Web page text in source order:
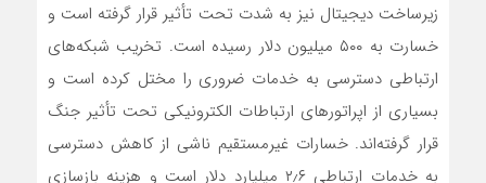
زیرساخت دیجیتال نیز به شدت تحت تأثیر قرار گرفته است و
خسارت به ۵۰۰ میلیون دلار رسیده است. تخریب شبکه‌های
ارتباطی دسترسی به خدمات ضروری را مختل کرده است و
بسیاری از اپراتورهای ارتباطات الکترونیکی تحت تأثیر جنگ
قرار گرفته‌اند. خسارات غیرمستقیم ناشی از کاهش دسترسی
به خدمات ارتباطی ۲٫۶ میلیارد دلار است و هزینه بازسازی